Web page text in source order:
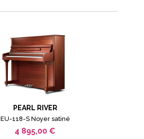
PEARL RIVER
EU-118-S Noyer satiné
4 895,00 €